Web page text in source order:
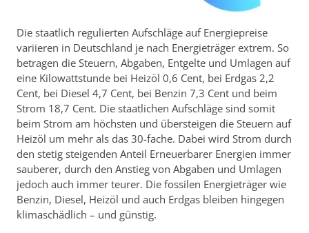
Die staatlich regulierten Aufschläge auf Energiepreise
variieren in Deutschland je nach Energieträger extrem. So
betragen die Steuern, Abgaben, Entgelte und Umlagen auf
eine Kilowattstunde bei Heizöl 0,6 Cent, bei Erdgas 2,2
Cent, bei Diesel 4,7 Cent, bei Benzin 7,3 Cent und beim
Strom 18,7 Cent. Die staatlichen Aufschläge sind somit
beim Strom am höchsten und übersteigen die Steuern auf
Heizöl um mehr als das 30-fache. Dabei wird Strom durch
den stetig steigenden Anteil Erneuerbarer Energien immer
sauberer, durch den Anstieg von Abgaben und Umlagen
jedoch auch immer teurer. Die fossilen Energieträger wie
Benzin, Diesel, Heizöl und auch Erdgas bleiben hingegen
klimaschädlich – und günstig.